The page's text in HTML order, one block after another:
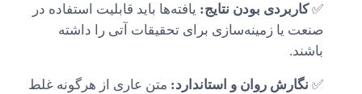
✅کاربردی بودن نتایج: یافته‌ها باید قابلیت استفاده در
صنعت یا زمینه‌سازی برای تحقیقات آتی را داشته
باشند.
✅ نگارش روان و استاندارد: متن عاری از هرگونه غلط